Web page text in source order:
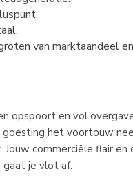
van marktaandeel
opspoort en vol
het voortouw
commerciële flair en
je vlot af.